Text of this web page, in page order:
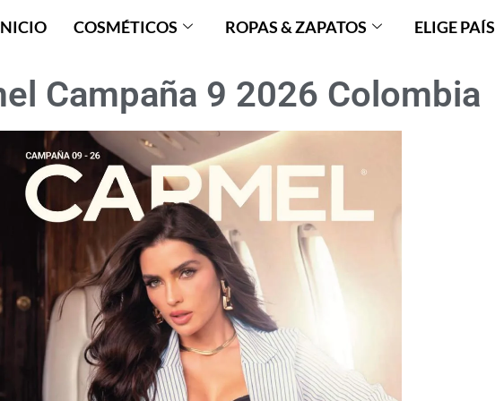
COSMÉTICOS ROPAS & ZAPATOS ELIGE PAÍS
Campaña 9 2026 Colombia